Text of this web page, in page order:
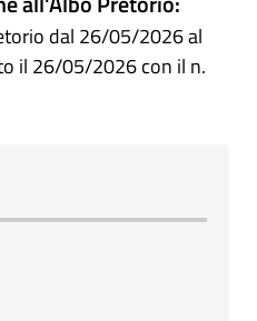
dal 26/05/2026 al
il 26/05/2026 con il n.